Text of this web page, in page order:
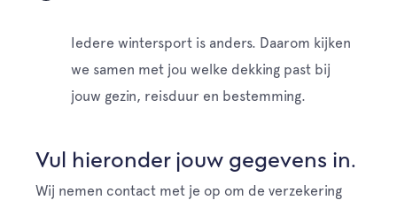
Iedere wintersport is anders. Daarom kijken
we samen met jou welke dekking past bij
jouw gezin, reisduur en bestemming.
Vul hieronder jouw gegevens in.
Wij nemen contact met je op om de verzekering